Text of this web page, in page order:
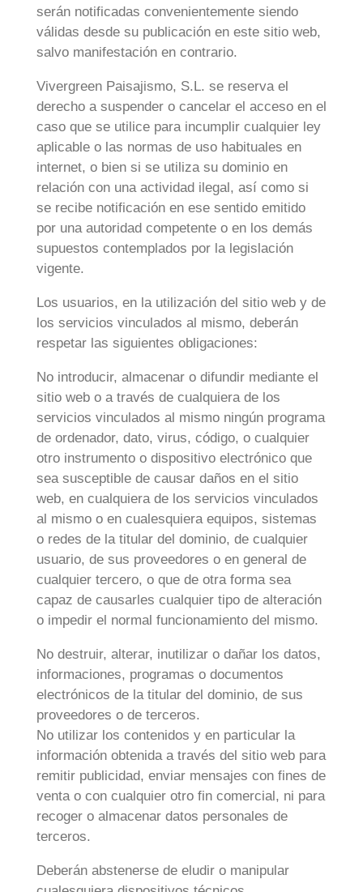
serán notificadas convenientemente siendo
válidas desde su publicación en este sitio web,
salvo manifestación en contrario.
Vivergreen Paisajismo, S.L. se reserva el
derecho a suspender o cancelar el acceso en el
caso que se utilice para incumplir cualquier ley
aplicable o las normas de uso habituales en
internet, o bien si se utiliza su dominio en
relación con una actividad ilegal, así como si
se recibe notificación en ese sentido emitido
por una autoridad competente o en los demás
supuestos contemplados por la legislación
vigente.
Los usuarios, en la utilización del sitio web y de
los servicios vinculados al mismo, deberán
respetar las siguientes obligaciones:
No introducir, almacenar o difundir mediante el
sitio web o a través de cualquiera de los
servicios vinculados al mismo ningún programa
de ordenador, dato, virus, código, o cualquier
otro instrumento o dispositivo electrónico que
sea susceptible de causar daños en el sitio
web, en cualquiera de los servicios vinculados
al mismo o en cualesquiera equipos, sistemas
o redes de la titular del dominio, de cualquier
usuario, de sus proveedores o en general de
cualquier tercero, o que de otra forma sea
capaz de causarles cualquier tipo de alteración
o impedir el normal funcionamiento del mismo.
No destruir, alterar, inutilizar o dañar los datos,
informaciones, programas o documentos
electrónicos de la titular del dominio, de sus
proveedores o de terceros.
No utilizar los contenidos y en particular la
información obtenida a través del sitio web para
remitir publicidad, enviar mensajes con fines de
venta o con cualquier otro fin comercial, ni para
recoger o almacenar datos personales de
terceros.
Deberán abstenerse de eludir o manipular